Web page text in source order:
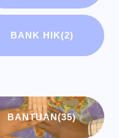
BANK HIK(2)
BANTUAN(35)